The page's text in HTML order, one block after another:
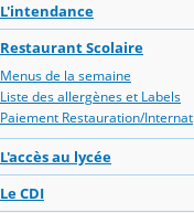
L'intendance
Restaurant Scolaire
Menus de la semaine
Liste des allergènes et Labels
Paiement Restauration/Internat
L'accès au lycée
Le CDI